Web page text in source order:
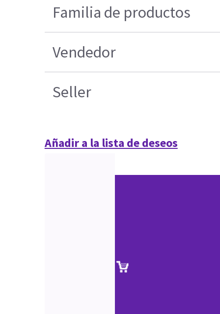
Familia de productos
Vendedor
Seller
Añadir a la lista de deseos